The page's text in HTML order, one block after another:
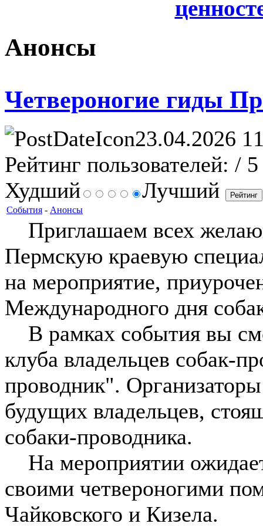
Анонсы
Четвероногие гиды
23.04.2026
Рейтинг пользователей: / 5
Худший
Лучший
События - Анонсы
Приглашаем всех
Пермскую краевую
на мероприятие,
Международного дня
В рамках события вы
клуба владельцев собак-
проводник".
будущих владельцев,
собаки-проводника.
На мероприятии
своими четвероногими
Чайковского и Кизела.